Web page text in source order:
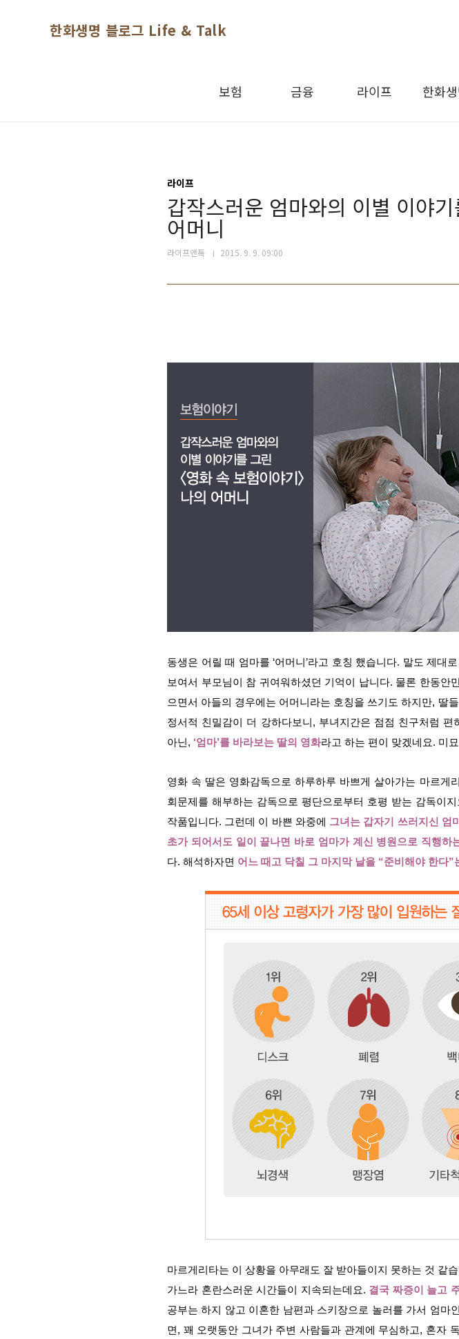
한화생명 블로그 Life & Talk
보험 금융 라이프 한화
라이프
갑작스러운 엄마와의 이별 이야
어머니
라이프앤톡 2015. 9. 9. 09:00
동생은 어릴 때 엄마를 ‘어머니’라고 호칭 했습니다. 말도 제
보여서 부모님이 참 귀여워하셨던 기억이 납니다. 물론 한동
으면서 아들의 경우에는 어머니라는 호칭을 쓰기도 하지만, 딸
정서적 친밀감이 더 강하다보니, 부녀지간은 점점 친구처럼
아닌, ‘엄마’를 바라보는 딸의 영화라고 하는 편이 맞겠네요. 미
영화 속 딸은 영화감독으로 하루하루 바쁘게 살아가는 마르게
회문제를 해부하는 감독으로 평단으로부터 호평 받는 감독이
작품입니다. 그런데 이 바쁜 와중에 그녀는 갑자기 쓰러지신 엄
초가 되어서도 일이 끝나면 바로 엄마가 계신 병원으로 직행하
다. 해석하자면 어느 때고 닥칠 그 마지막 날을 “준비해야 한다”
마르게리타는 이 상황을 아무래도 잘 받아들이지 못하는 것 같
가느라 혼란스러운 시간들이 지속되는데요. 결국 짜증이 늘고
공부는 하지 않고 이혼한 남편과 스키장으로 놀러를 가서 엄
면, 꽤 오랫동안 그녀가 주변 사람들과 관계에 무심하고, 혼자